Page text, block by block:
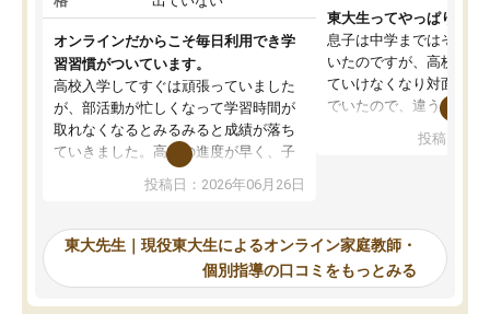
オンラインだからこそ毎日利用でき学
習習慣がついています。
高校入学してすぐは頑張っていました
が、部活動が忙しくなって学習時間が
取れなくなるとみるみると成績が落ち
ていきました。高校の進度が早く、子
供も家に帰って勉強の話すると嫌な反
応を示します。東大先生にお願いして
れるので、親としても安心です。毎日
使える自習室とかもあり、わからない
ところがあれば先生が回答してくれる
のも重宝しています。
投稿日：2026年06月26日
東大生ってやっぱりすご
息子は中学まではそこそ
いたのですが、高校に入
ていけなくなり対面の塾
でいたので、違うアプロ
で、当初は模試でD判定
自習室が毎日使えていつ
るのが心強かったよう
謝です。
投稿日：
東大先生｜現役東大生によるオンライン家庭教師・
個別指導の口コミをもっとみる